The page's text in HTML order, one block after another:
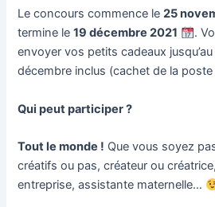
Le concours commence le25
termine le19 décembre 2021 .
envoyer vos petits cadeaux
décembre inclus (cachet de la
Qui peut participer ?
Tout le monde ! Que vous soyez
créatifs ou pas, créateur ou
entreprise, assistante maternelle…